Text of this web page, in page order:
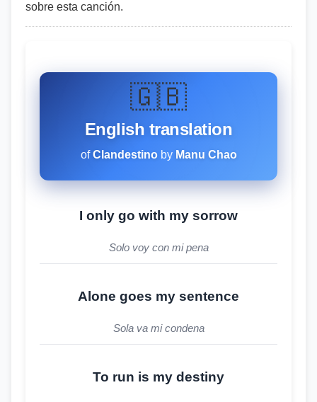
sobre esta canción.
🇬🇧
English translation
ofClandestinoby Manu Chao
I only go with my sorrow
Solo voy con mi pena
Alone goes my sentence
Sola va mi condena
To run is my destiny